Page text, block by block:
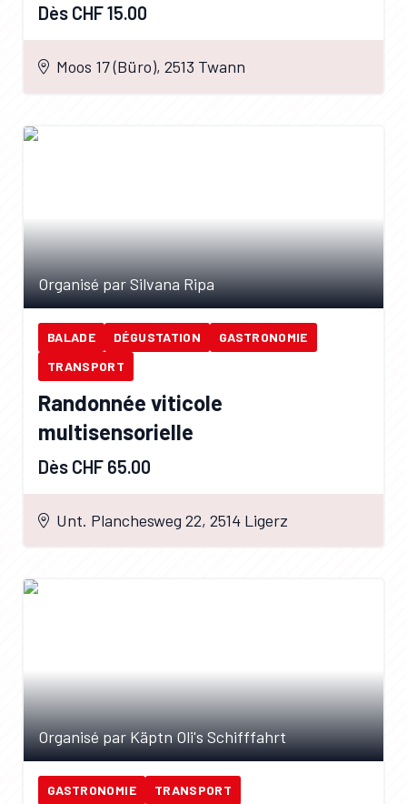
Dès CHF 15.00
Moos 17 (Büro), 2513 Twann
Organisé par Silvana Ripa
BALADE DÉGUSTATION
GASTRONOMIE
TRANSPORT
Randonnée viticole
multisensorielle
Dès CHF 65.00
Unt. Planchesweg 22, 2514 Ligerz
Organisé par Käptn Oli's Schifffahrt
GASTRONOMIE TRANSPORT